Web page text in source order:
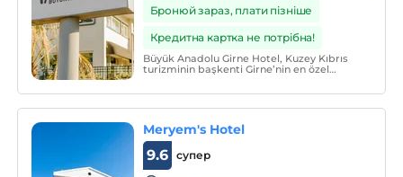
Бронюй зараз, плати пізніше
Кредитна картка не потрібна!
Büyük Anadolu Girne Hotel, Kuzey Kıbrıs
turizminin başkenti Girne’nin en özel
Meryem's Hotel
супер
9.6